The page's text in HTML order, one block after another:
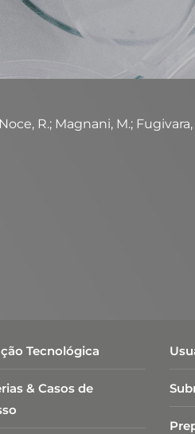
R.; Magnani, M.;
Tecnológica
& Casos de